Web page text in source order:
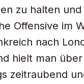
zu halten
Offensive im
nach
hielt man
zeitraubend